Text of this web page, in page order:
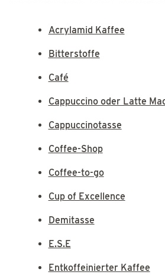
Acrylamid Kaffee
Bitterstoffe
Café
Cappuccino oder Latte
Cappuccinotasse
Coffee-Shop
Coffee-to-go
Cup of Excellence
Demitasse
E.S.E
Entkoffeinierter Kaffee